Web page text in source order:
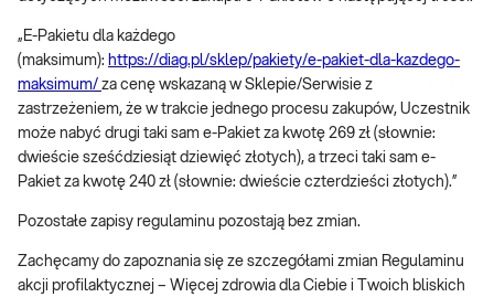
„E-Pakietu dla każdego
(maksimum): https://diag.pl/sklep/pakiety/e-pakiet-dla-kazdego-
maksimum/ za cenę wskazaną w Sklepie/Serwisie z
zastrzeżeniem, że w trakcie jednego procesu zakupów, Uczestnik
może nabyć drugi taki sam e-Pakiet za kwotę 269 zł (słownie:
dwieście sześćdziesiąt dziewięć złotych), a trzeci taki sam e-
Pakiet za kwotę 240 zł (słownie: dwieście czterdzieści złotych).”
Pozostałe zapisy regulaminu pozostają bez zmian.
Zachęcamy do zapoznania się ze szczegółami zmian Regulaminu
akcji profilaktycznej – Więcej zdrowia dla Ciebie i Twoich bliskich